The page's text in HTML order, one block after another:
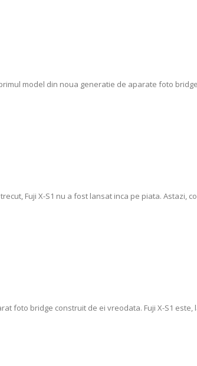
model din noua generatie de aparate foto
Fuji X-S1 nu a fost lansat inca pe piata. Astazi,
foto bridge construit de ei vreodata. Fuji X-S1